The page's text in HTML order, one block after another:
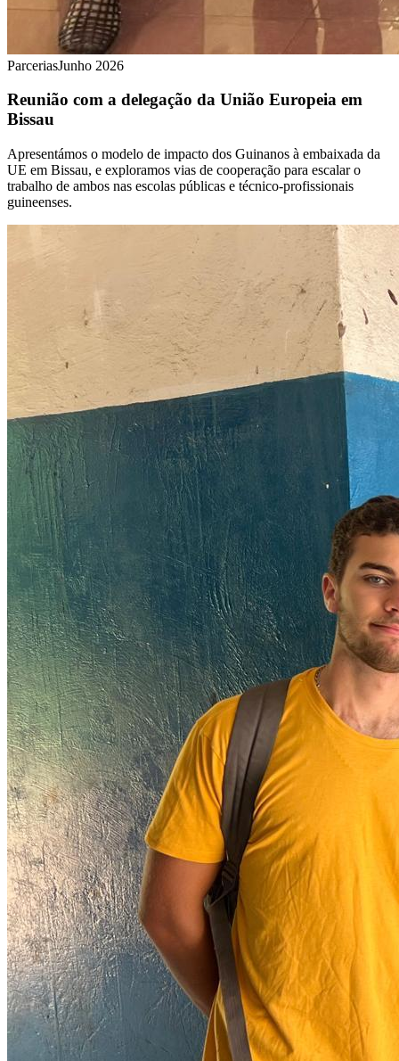
ParceriasJunho 2026
Reunião com a delegação da União Europeia em
Bissau
Apresentámos o modelo de impacto dos Guinanos à embaixada da
UE em Bissau, e exploramos vias de cooperação para escalar o
trabalho de ambos nas escolas públicas e técnico-profissionais
guineenses.